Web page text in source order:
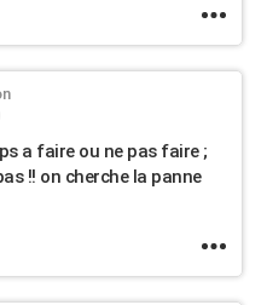
a faire ou ne pas faire ;
!! on cherche la panne